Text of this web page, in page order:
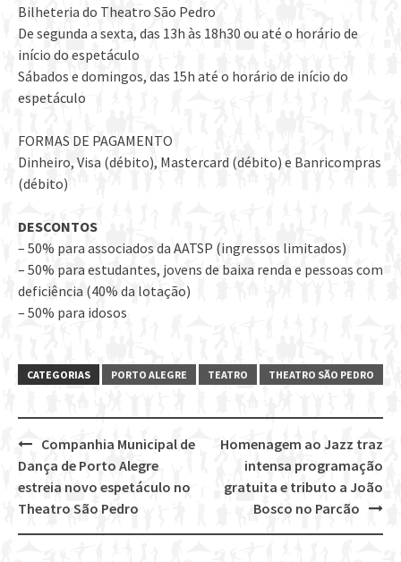
Bilheteria do Theatro São Pedro
De segunda a sexta, das 13h às 18h30 ou até o horário de
início do espetáculo
Sábados e domingos, das 15h até o horário de início do
espetáculo
FORMAS DE PAGAMENTO
Dinheiro, Visa (débito), Mastercard (débito) e Banricompras
(débito)
DESCONTOS
– 50% para associados da AATSP (ingressos limitados)
– 50% para estudantes, jovens de baixa renda e pessoas com
deficiência (40% da lotação)
– 50% para idosos
CATEGORIAS PORTO ALEGRE TEATRO THEATRO SÃO PEDRO
Post
navigation
Homenagem ao Jazz traz
intensa programação
gratuita e tributo a João
Bosco no Parcão
Companhia Municipal de
Dança de Porto Alegre
estreia novo espetáculo no
Theatro São Pedro